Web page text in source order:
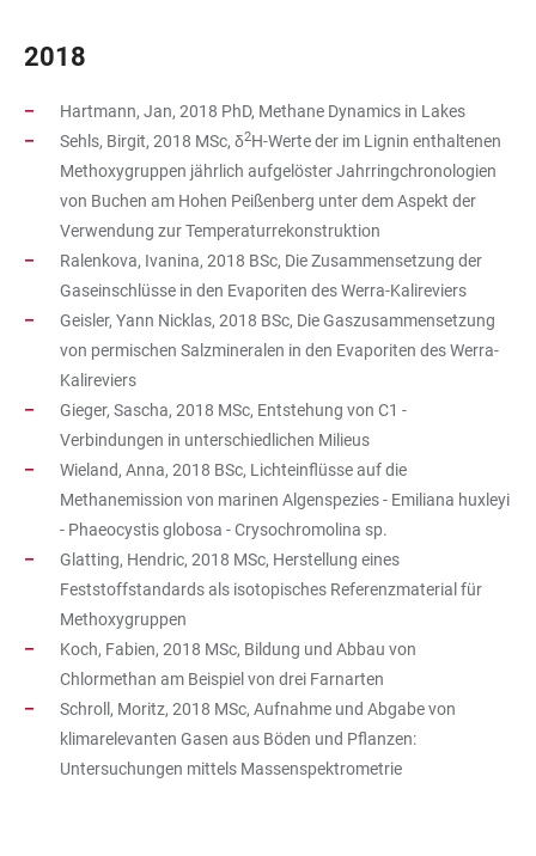
2018
Hartmann, Jan, 2018 PhD, Methane Dynamics in Lakes
Sehls, Birgit, 2018 MSc, δ2H-Werte der im Lignin enthaltenen
Methoxygruppen jährlich aufgelöster Jahrringchronologien
von Buchen am Hohen Peißenberg unter dem Aspekt der
Verwendung zur Temperaturrekonstruktion
Ralenkova, Ivanina, 2018 BSc, Die Zusammensetzung der
Gaseinschlüsse in den Evaporiten des Werra-Kalireviers
Geisler, Yann Nicklas, 2018 BSc, Die Gaszusammensetzung
von permischen Salzmineralen in den Evaporiten des Werra-
Kalireviers
Gieger, Sascha, 2018 MSc, Entstehung von C1 -
Verbindungen in unterschiedlichen Milieus
Wieland, Anna, 2018 BSc, Lichteinflüsse auf die
Methanemission von marinen Algenspezies - Emiliana huxleyi
- Phaeocystis globosa - Crysochromolina sp.
Glatting, Hendric, 2018 MSc, Herstellung eines
Feststoffstandards als isotopisches Referenzmaterial für
Methoxygruppen
Koch, Fabien, 2018 MSc, Bildung und Abbau von
Chlormethan am Beispiel von drei Farnarten
Schroll, Moritz, 2018 MSc, Aufnahme und Abgabe von
klimarelevanten Gasen aus Böden und Pflanzen:
Untersuchungen mittels Massenspektrometrie